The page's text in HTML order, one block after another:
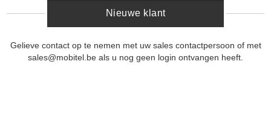
Nieuwe klant
Gelieve contact op te nemen met uw sales contactpersoon of met
sales@mobitel.be als u nog geen login ontvangen heeft.